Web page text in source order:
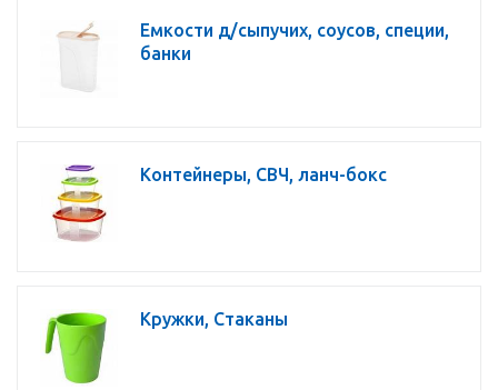
Емкости д/сыпучих, соусов, специи,
банки
Контейнеры, СВЧ, ланч-бокс
Кружки, Стаканы